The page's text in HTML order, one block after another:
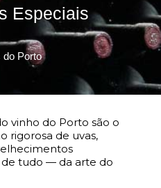
Especiais
do Porto
vinho do Porto são o
rigorosa de uvas,
tudo — da arte do